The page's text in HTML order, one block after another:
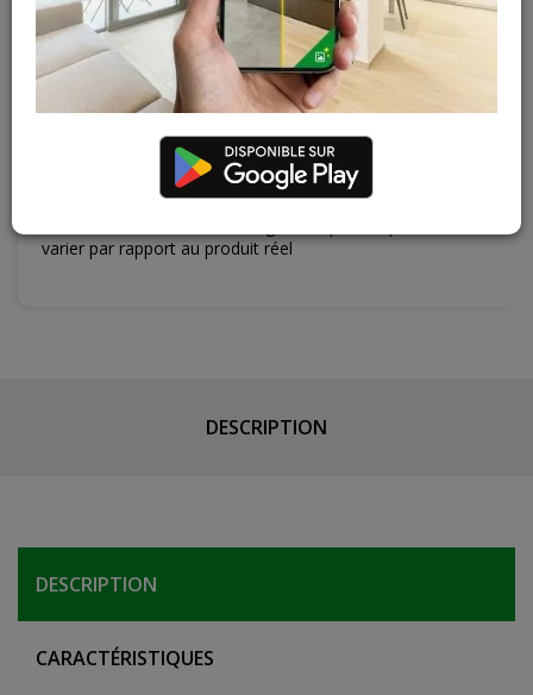
Court-St-Etienne Hors stock
Cuesmes Hors stock
Contactez Diffusion Menuiserie pour obtenir le temps de
réapprovisionnement pour ce produit
varier par rapport au produit réel
DESCRIPTION
DESCRIPTION
CARACTÉRISTIQUES